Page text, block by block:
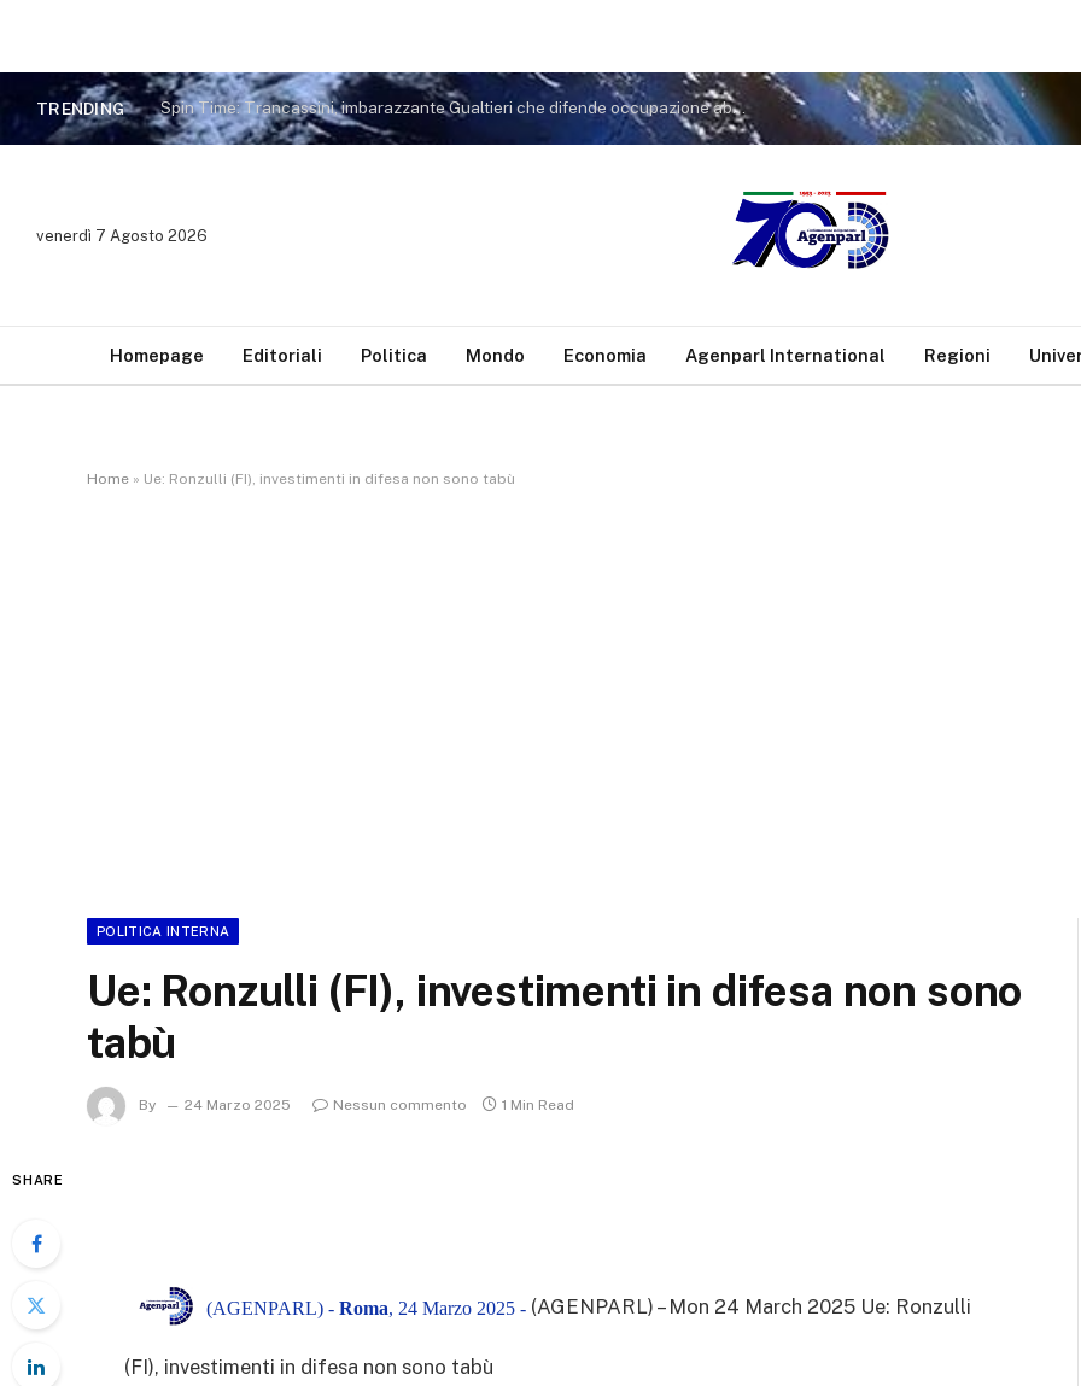
TRENDING Spin Time: Trancassini, imbarazzante Gualtieri che difende occupazione abusiva e scarica colpe su altri
venerdì 7 Agosto 2026
Homepage Editoriali Politica Mondo Economia Agenparl International Regioni
Home » Ue: Ronzulli (FI), investimenti in difesa non sono tabù
POLITICA INTERNA
Ue: Ronzulli (FI), investimenti in difesa non sono
tabù
By 24 Marzo 2025 Nessun commento 1 Min Read
SHARE
(AGENPARL) - Roma, 24 Marzo 2025 - (AGENPARL) – Mon 24 March 2025 Ue: Ronzulli
(FI), investimenti in difesa non sono tabù